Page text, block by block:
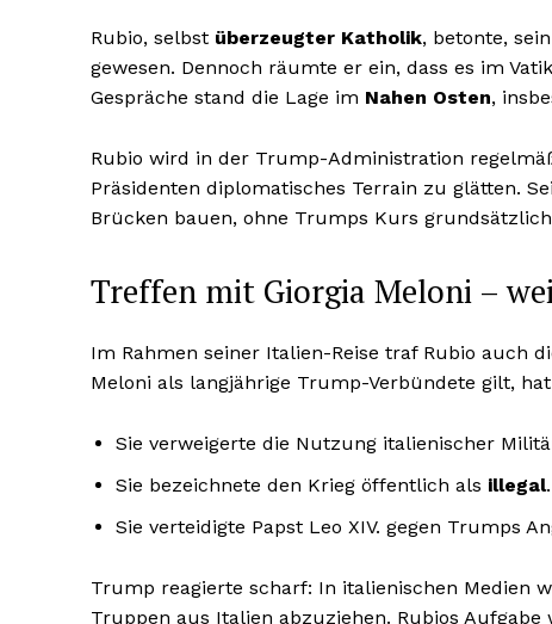
Rubio, selbst überzeugter Katholik, betonte,
gewesen. Dennoch räumte er ein, dass es im
Gespräche stand die Lage im Nahen Osten,
Rubio wird in der Trump-Administration
Präsidenten diplomatisches Terrain zu glätten.
Brücken bauen, ohne Trumps Kurs
Treffen mit Giorgia Meloni –
Im Rahmen seiner Italien-Reise traf Rubio auch
Meloni als langjährige Trump-Verbündete gilt,
Sie verweigerte die Nutzung italienischer
Sie bezeichnete den Krieg öffentlich als illegal.
Sie verteidigte Papst Leo XIV. gegen Trumps
Trump reagierte scharf: In italienischen Medien
Truppen aus Italien abzuziehen. Rubios